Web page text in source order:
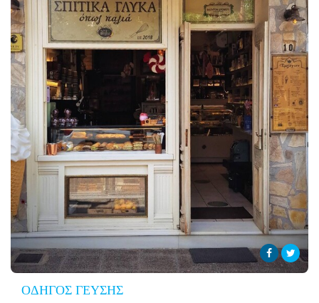
CITY GUIDE
ΑΜΠΑ
PRINT
ΟΔΗΓΟΣ ΓΕΥΣΗΣ